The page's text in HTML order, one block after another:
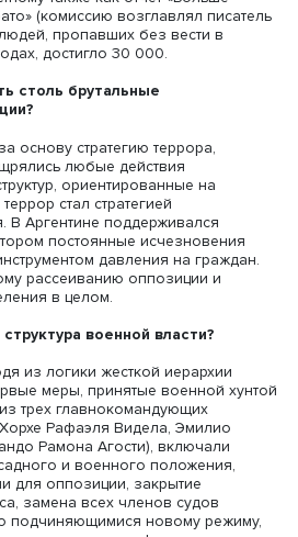
задержаний и похищений на
военной диктатуре исчезали
которые оставались под
младенцев отдавали
новые семьи могли дать им
воспитание. Такого
диктатуры, до сих пор
одни утверждают, что пропало
человек, в то время как
о цифре более чем 45 000
комиссии по
также как отчет «Больше
(комиссию возглавлял